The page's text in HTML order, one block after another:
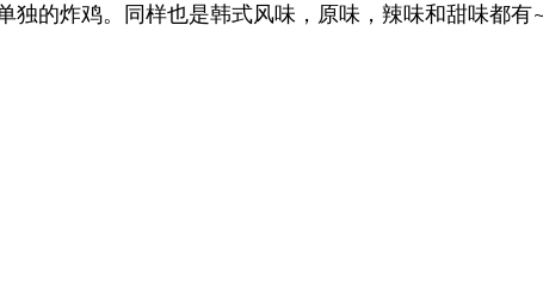
独的炸鸡。同样也是韩式风味，原味，辣味和甜味都有~